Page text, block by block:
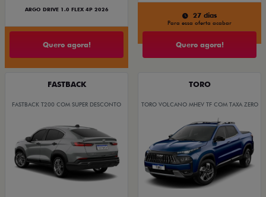
ARGO DRIVE 1.0 FLEX 4P 2026
Quero agora!
27 dias
Para essa oferta acabar
Quero agora!
FASTBACK
FASTBACK T200 COM SUPER DESCONTO
TORO
TORO VOLCANO MHEV TF COM TAXA ZERO